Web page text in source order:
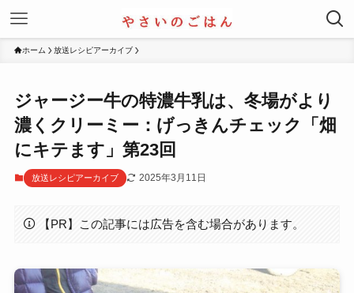
ホーム 放送レシピアーカイブ
ジャージー牛の特濃牛乳は、冬場がより
濃くクリーミー：げっきんチェック「畑
にキテます」第23回
放送レシピアーカイブ 2025年3月11日
【PR】この記事には広告を含む場合があります。